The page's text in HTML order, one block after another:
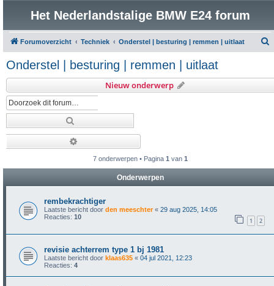
Het Nederlandstalige BMW E24 forum
Forumoverzicht Techniek Onderstel | besturing | remmen | uitlaat
Onderstel | besturing | remmen | uitlaat
Nieuw onderwerp
7 onderwerpen • Pagina 1 van 1
Onderwerpen
rembekrachtiger
Laatste bericht door den meeschter« 29 aug 2025, 14:05
Reacties: 10 1 2
revisie achterrem type 1 bj 1981
Laatste bericht door klaas635 « 04 jul 2021, 12:23
Reacties: 4